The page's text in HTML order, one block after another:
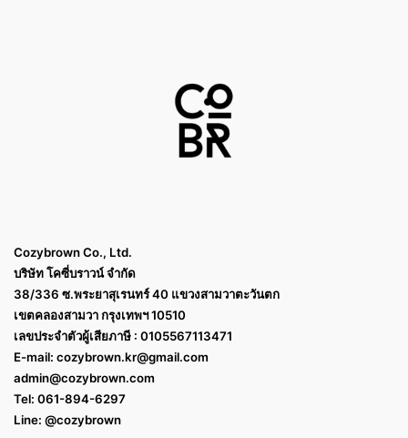
Cozybrown Co., Ltd.
บริษัท โคซี่บราวน์ จำกัด
38/336 ซ.พระยาสุเรนทร์ 40 แขวงสามวาตะวันตก
เขตคลองสามวา กรุงเทพฯ 10510
เลขประจำตัวผู้เสียภาษี : 0105567113471
E-mail: cozybrown.kr@gmail.com
admin@cozybrown.com
Tel: 061-894-6297
Line: @cozybrown